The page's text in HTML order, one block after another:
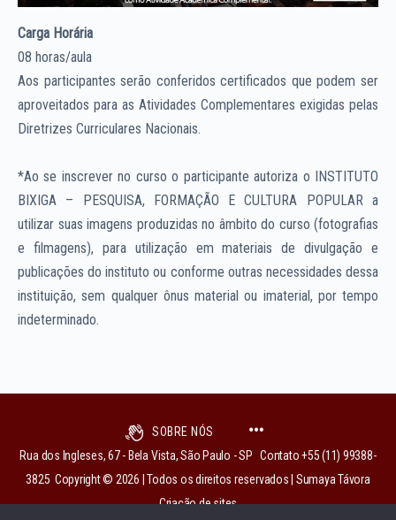
Carga Horária
08 horas/aula
Aos participantes serão conferidos certificados que podem ser
aproveitados para as Atividades Complementares exigidas pelas
Diretrizes Curriculares Nacionais.
*Ao se inscrever no curso o participante autoriza o INSTITUTO
BIXIGA – PESQUISA, FORMAÇÃO E CULTURA POPULAR a
utilizar suas imagens produzidas no âmbito do curso (fotografias
e filmagens), para utilização em materiais de divulgação e
publicações do instituto ou conforme outras necessidades dessa
instituição, sem qualquer ônus material ou imaterial, por tempo
indeterminado.
SOBRE NÓS
Rua dos Ingleses, 67 - Bela Vista, São Paulo - SP Contato +55 (11) 99388-
3825 Copyright © 2026 | Todos os direitos reservados | Sumaya Távora
Criação de sites